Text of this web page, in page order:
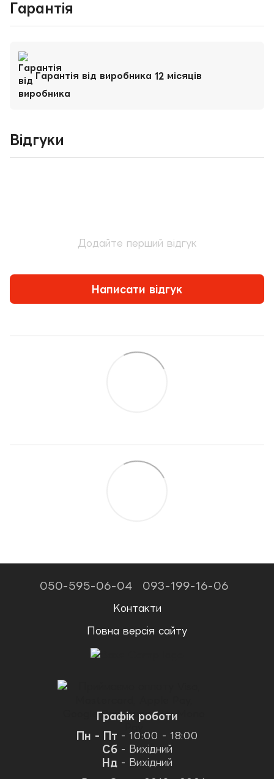
Гарантія
Гарантія від виробника 12 місяців
Відгуки
Додайте перший відгук
Написати відгук
050-595-06-04 093-199-16-06
Контакти
Повна версія сайту
Графік роботи
Пн - Пт - 10:00 - 18:00
Сб- Вихідний
Нд - Вихідний